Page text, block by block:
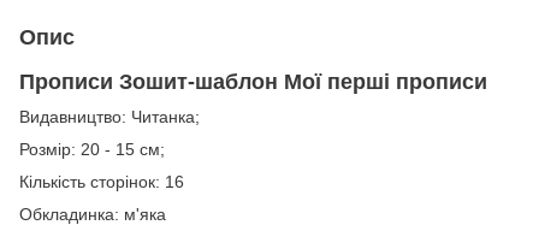
Опис
Прописи Зошит-шаблон Мої перші прописи
Видавництво: Читанка;
Розмір: 20 - 15 см;
Кількість сторінок: 16
Обкладинка: м'яка